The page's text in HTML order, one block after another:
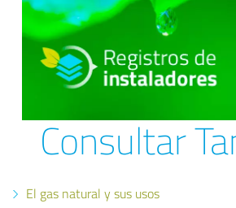
Consultar
El gas natural y sus usos